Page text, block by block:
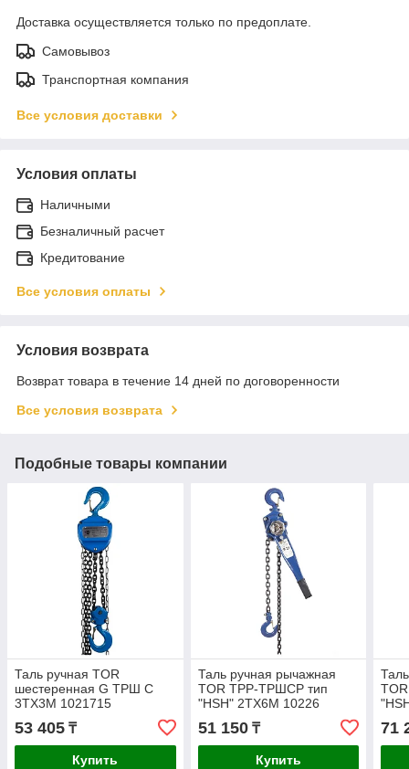
Доставка осуществляется только по предоплате.
Самовывоз
Транспортная компания
Все условия доставки
Условия оплаты
Наличными
Безналичный расчет
Кредитование
Все условия оплаты
Условия возврата
Возврат товара в течение 14 дней по договоренности
Все условия возврата
Подобные товары компании
Таль ручная TOR
шестеренная G ТРШ C
3ТХ3М 1021715
53 405 ₸
Купить
Таль ручная рычажная
TOR ТРР-ТРШСР тип
"HSH" 2TХ6М 10226
51 150₸
Купить
71